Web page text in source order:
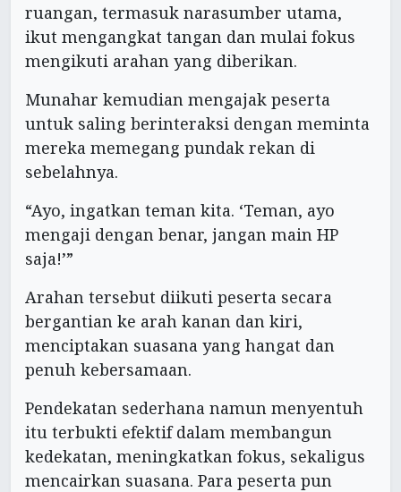
ruangan, termasuk narasumber utama,
ikut mengangkat tangan dan mulai fokus
mengikuti arahan yang diberikan.
Munahar kemudian mengajak peserta
untuk saling berinteraksi dengan meminta
mereka memegang pundak rekan di
sebelahnya.
“Ayo, ingatkan teman kita. ‘Teman, ayo
mengaji dengan benar, jangan main HP
saja!’”
Arahan tersebut diikuti peserta secara
bergantian ke arah kanan dan kiri,
menciptakan suasana yang hangat dan
penuh kebersamaan.
Pendekatan sederhana namun menyentuh
itu terbukti efektif dalam membangun
kedekatan, meningkatkan fokus, sekaligus
mencairkan suasana. Para peserta pun